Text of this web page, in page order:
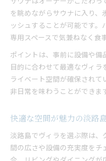
を眺めながらサウナに入り
ッシュすることが可能です。
専用スペースで気兼ねなく食
ポイントは、事前に設備や備
目的に合わせて最適なヴィ
ライベート空間が確保され
非日常を味わうことができま
快適な空間が魅力の淡路
淡路島でヴィラを選ぶ際は
間の広さや設備の充実度を